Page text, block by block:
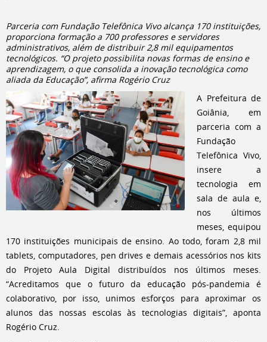
Parceria com Fundação Telefônica Vivo alcança 170 instituições,
proporciona formação a 700 professores e servidores
administrativos, além de distribuir 2,8 mil equipamentos
tecnológicos. “O projeto possibilita novas formas de ensino e
aprendizagem, o que consolida a inovação tecnológica como
aliada da Educação”, afirma Rogério Cruz
A Prefeitura de
Goiânia, em
parceria com a
Fundação
Telefônica Vivo,
insere a
tecnologia em
sala de aula e,
nos últimos
meses, equipou
170 instituições municipais de ensino. Ao todo, foram 2,8 mil
tablets, computadores, pen drives e demais acessórios nos kits
do Projeto Aula Digital distribuídos nos últimos meses.
“Acreditamos que o futuro da educação pós-pandemia é
colaborativo, por isso, unimos esforços para aproximar os
alunos das nossas escolas às tecnologias digitais”, aponta
Rogério Cruz.